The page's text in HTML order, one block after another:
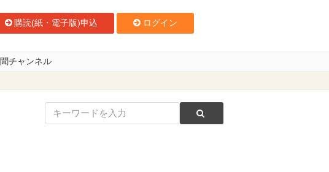
購読(紙・電子版)申込 ログイン
チャンネル